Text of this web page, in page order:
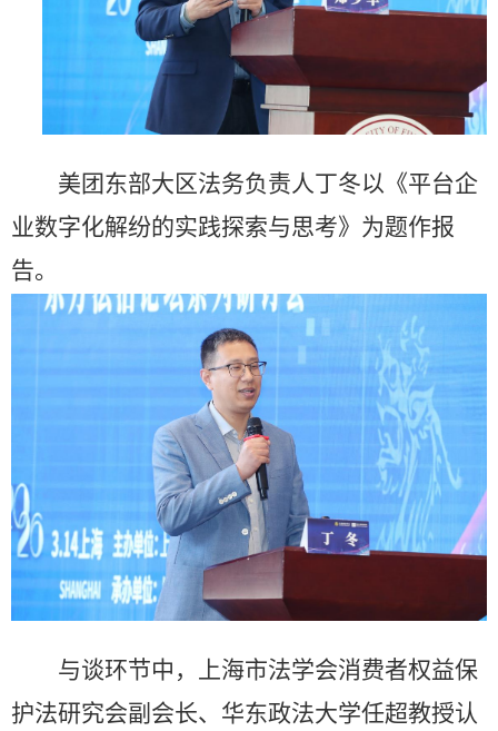
美团东部大区法务负责人丁冬以《平台企
业数字化解纷的实践探索与思考》为题作报
告。
与谈环节中，上海市法学会消费者权益保
护法研究会副会长、华东政法大学任超教授认